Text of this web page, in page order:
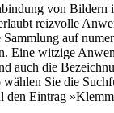
von
reizvolle
auf
Eine witzige
die
Sie die
Eintrag